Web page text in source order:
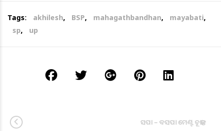
Tags: akhilesh, BSP, mahagathbandhan, mayabati,
sp, up
ସପା – ବସପା ମେଣ୍ଟ ଚୂଡାନ୍ତ